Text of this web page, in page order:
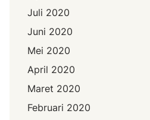
Juli 2020
Juni 2020
Mei 2020
April 2020
Maret 2020
Februari 2020